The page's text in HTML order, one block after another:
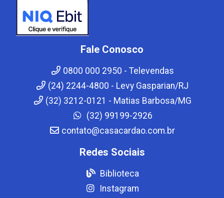
Fale Conosco
0800 000 2950 - Televendas
(24) 2244-4800 - Levy Gasparian/RJ
(32) 3212-0121 - Matias Barbosa/MG
(32) 99199-2926
contato@casacardao.com.br
Redes Sociais
Biblioteca
Instagram